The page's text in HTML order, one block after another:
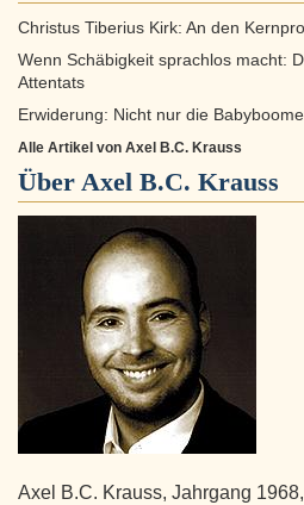
Christus Tiberius Kirk: An den
Wenn Schäbigkeit sprachlos macht:
Attentats
Erwiderung: Nicht nur die
Alle Artikel von Axel B.C. Krauss
Über Axel B.C. Krauss
Axel B.C. Krauss, Jahrgang